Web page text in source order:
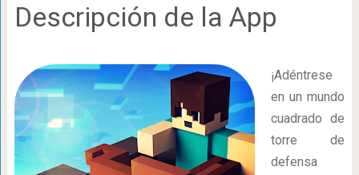
Descripción de la App
¡Adéntrese
en un mundo
cuadrado de
torre de
defensa